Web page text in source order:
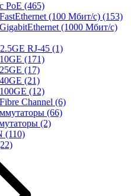
PoE (465)
(100 Мбит/с) (153)
(1000 Мбит/с)
RJ-45 (1)
(171)
(17)
(21)
(12)
Channel (6)
(66)
(2)
(110)